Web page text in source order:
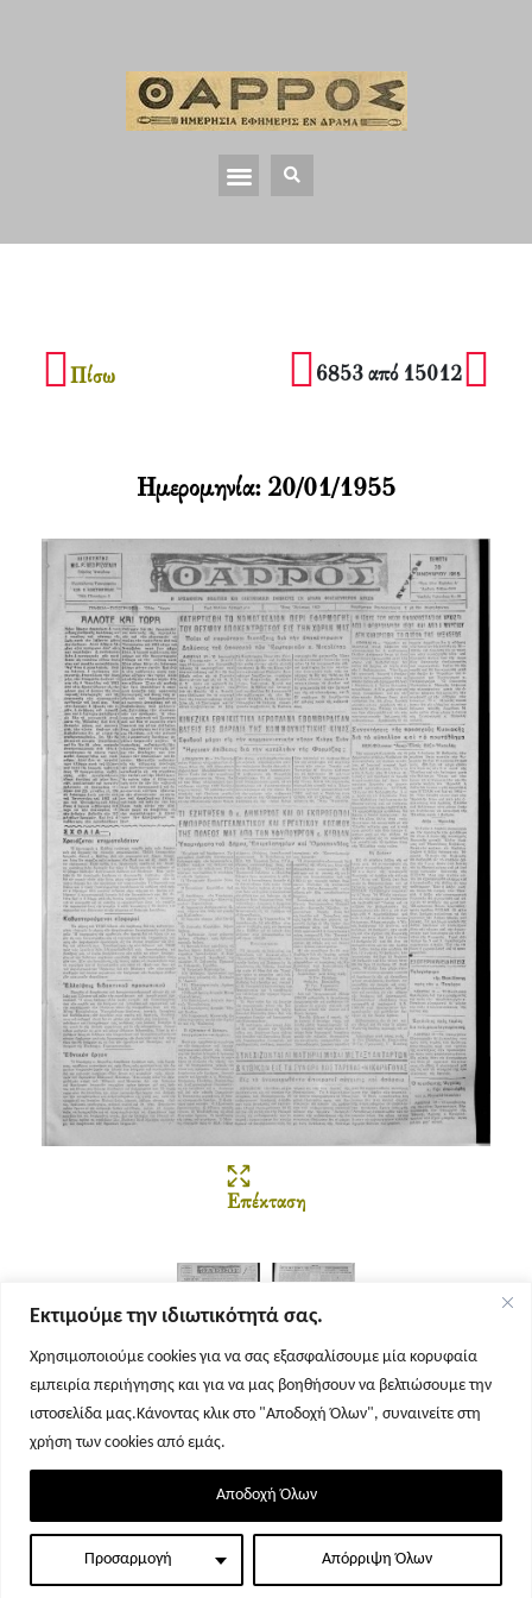
Εκτιμούμε την ιδιωτικότητά σας.
Χρησιμοποιούμε cookies για να σας εξασφαλίσουμε μία κορυφαία
εμπειρία περιήγησης και για να μας βοηθήσουν να βελτιώσουμε την
ιστοσελίδα μας.Κάνοντας κλικ στο "Αποδοχή Όλων", συναινείτε στη
χρήση των cookies από εμάς.
Προσαρμογή Απόρριψη Όλων
Αποδοχή Όλων
Πίσω 6853 από 15012
Επέκταση
Σελίδα 1 Σελίδα 2
Ημερομηνία: 20/01/1955